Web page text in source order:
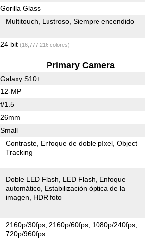
Gorilla Glass
Multitouch Lustroso Siempre encendido
24 bit (16,777,216 colores)
Primary Camera
Galaxy S10+
12-MP
f/1.5
26mm
Small
Contraste Enfoque de doble píxel Object
Tracking
Doble LED Flash LED Flash
Enfoque
automático Estabilización óptica de la
imagen
HDR foto
2160p/30fps 2160p/60fps 1080p/240fps
720p/960fps